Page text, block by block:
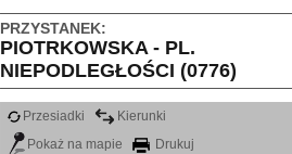
PRZYSTANEK:
PIOTRKOWSKA - PL.
NIEPODLEGŁOŚCI (0776)
Przesiadki
Kierunki
Pokaż na mapie
Drukuj